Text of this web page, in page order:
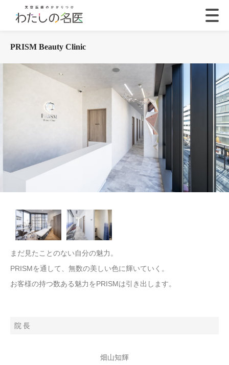
PRISM Beauty Clinic
まだ見たことのない自分の魅力。
PRISMを通して、無数の美しい色に輝いていく。
お客様の持つ数ある魅力をPRISMは引き出します。
院 長
畑山知輝